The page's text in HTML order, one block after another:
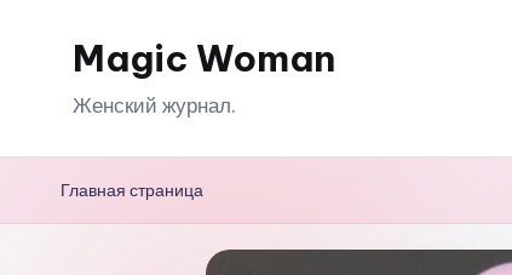
Magic Woman
Женский журнал.
Главная страница